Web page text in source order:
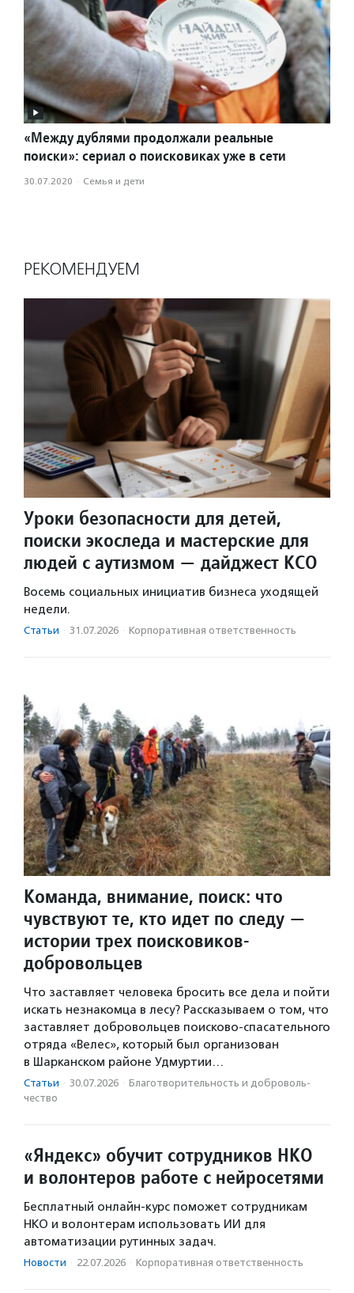
«Между дублями продолжали реальные
поиски»: сериал о поисковиках уже в сети
30.07.2020 · Семья и дети
РЕКОМЕНДУЕМ
Уроки безопасности для детей,
поиски экоследа и мастерские для
людей с аутизмом — дайджест КСО
Восемь социальных инициатив бизнеса уходящей
недели.
Статьи · 31.07.2026 · Корпоративная ответственность
Команда, внимание, поиск: что
чувствуют те, кто идет по следу —
истории трех поисковиков-
добровольцев
Что заставляет человека бросить все дела и пойти
искать незнакомца в лесу? Рассказываем о том, что
заставляет добровольцев поисково-спасательного
отряда «Велес», который был организован
в Шарканском районе Удмуртии…
Статьи · 30.07.2026 · Благотвори­тель­ность и доброволь­
чест­во
«Яндекс» обучит сотрудников НКО
и волонтеров работе с нейросетями
Бесплатный онлайн-курс поможет сотрудникам
НКО и волонтерам использовать ИИ для
автоматизации рутинных задач.
Новости · 22.07.2026 · Корпоративная ответственность